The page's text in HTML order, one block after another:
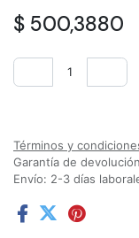
$ 500,3880
Términos y
Garantía de
Envío: 2-3 días